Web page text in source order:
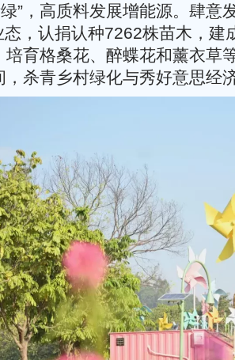
”，高质料发展增能源。肆意
态，认捐认种7262株苗木，建
培育格桑花、醉蝶花和薰衣草
杀青乡村绿化与秀好意思经济